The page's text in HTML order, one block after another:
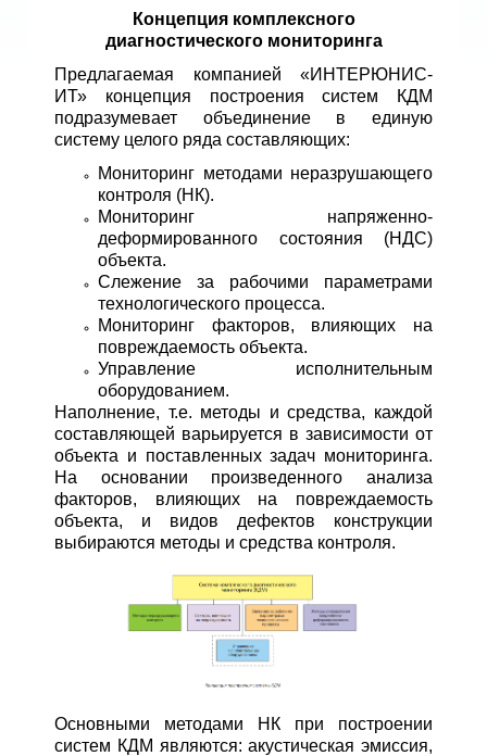
Концепция комплексного
диагностического мониторинга
Предлагаемая компанией «ИНТЕРЮНИС-
ИТ» концепция построения систем КДМ
подразумевает объединение в единую
систему целого ряда составляющих:
Мониторинг методами неразрушающего
контроля (НК).
Мониторинг напряженно-
деформированного состояния (НДС)
объекта.
Слежение за рабочими параметрами
технологического процесса.
Мониторинг факторов, влияющих на
повреждаемость объекта.
Управление исполнительным
оборудованием.
Наполнение, т.е. методы и средства, каждой
составляющей варьируется в зависимости от
объекта и поставленных задач мониторинга.
На основании произведенного анализа
факторов, влияющих на повреждаемость
объекта, и видов дефектов конструкции
выбираются методы и средства контроля.
Основными методами НК при построении
систем КДМ являются: акустическая эмиссия,